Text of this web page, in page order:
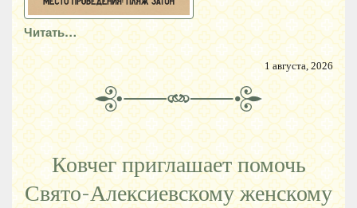
Читать…
1 августа, 2026
Ковчег приглашает помочь
Свято-Алексиевскому женскому